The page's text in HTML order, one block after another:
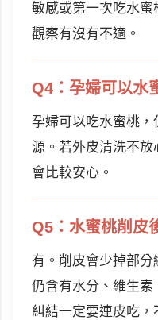
敏感或第一次吃水
觀察有沒有不適。
Q4：孕婦可以水
孕婦可以吃水蜜桃
源。若外皮清洗不
會比較安心。
Q5：水蜜桃削皮
有。削皮會少掉部
仍含有水分、維生
糾結一定要連皮吃